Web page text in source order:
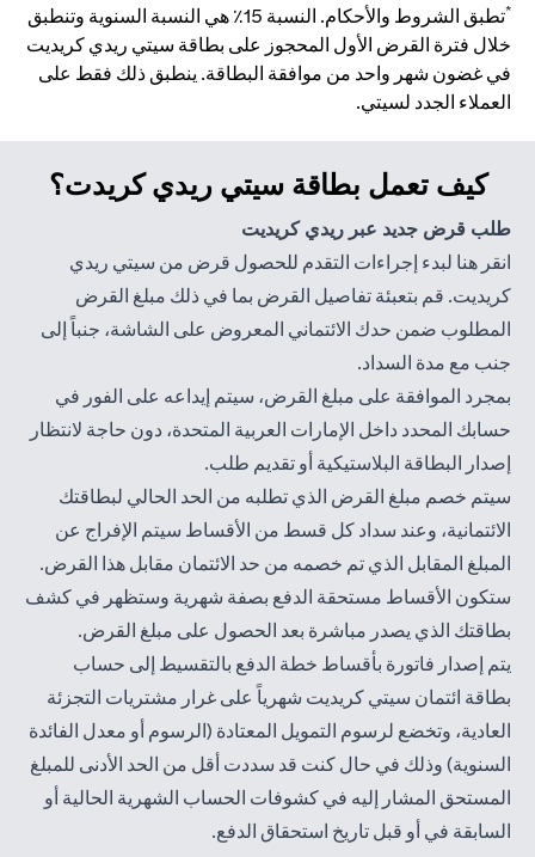
*
تطبق الشروط والأحكام. النسبة 15٪ هي النسبة السنوية وتنطبق
خلال فترة القرض الأول المحجوز على بطاقة سيتي ريدي كريديت
في غضون شهر واحد من موافقة البطاقة. ينطبق ذلك فقط على
العملاء الجدد لسيتي.
كيف تعمل بطاقة سيتي ريدي كريدت؟
طلب قرض جديد عبر ريدي كريديت
انقر هنا لبدء إجراءات التقدم للحصول قرض من سيتي ريدي
كريديت. قم بتعبئة تفاصيل القرض بما في ذلك مبلغ القرض
المطلوب ضمن حدك الائتماني المعروض على الشاشة، جنباً إلى
جنب مع مدة السداد.
بمجرد الموافقة على مبلغ القرض، سيتم إيداعه على الفور في
حسابك المحدد داخل الإمارات العربية المتحدة، دون حاجة لانتظار
إصدار البطاقة البلاستيكية أو تقديم طلب.
سيتم خصم مبلغ القرض الذي تطلبه من الحد الحالي لبطاقتك
الائتمانية، وعند سداد كل قسط من الأقساط سيتم الإفراج عن
المبلغ المقابل الذي تم خصمه من حد الائتمان مقابل هذا القرض.
ستكون الأقساط مستحقة الدفع بصفة شهرية وستظهر في كشف
بطاقتك الذي يصدر مباشرة بعد الحصول على مبلغ القرض.
يتم إصدار فاتورة بأقساط خطة الدفع بالتقسيط إلى حساب
بطاقة ائتمان سيتي كريديت شهرياً على غرار مشتريات التجزئة
العادية، وتخضع لرسوم التمويل المعتادة (الرسوم أو معدل الفائدة
السنوية) وذلك في حال كنت قد سددت أقل من الحد الأدنى للمبلغ
المستحق المشار إليه في كشوفات الحساب الشهرية الحالية أو
السابقة في أو قبل تاريخ استحقاق الدفع.